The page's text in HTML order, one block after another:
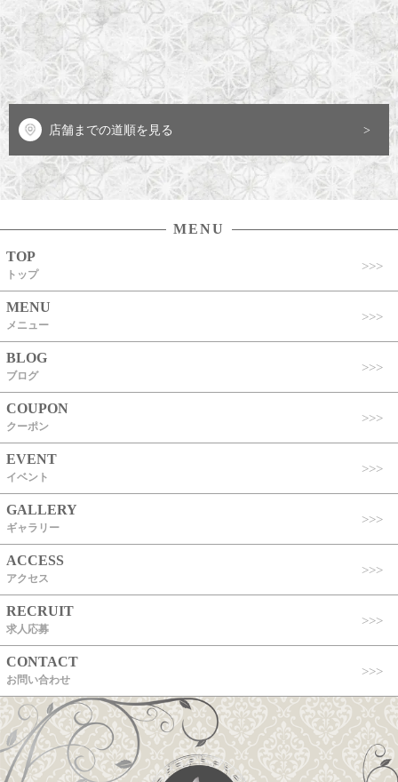
店舗までの道順を見る
MENU
TOP
トップ
MENU
メニュー
BLOG
ブログ
COUPON
クーポン
EVENT
イベント
GALLERY
ギャラリー
ACCESS
アクセス
RECRUIT
求人応募
CONTACT
お問い合わせ